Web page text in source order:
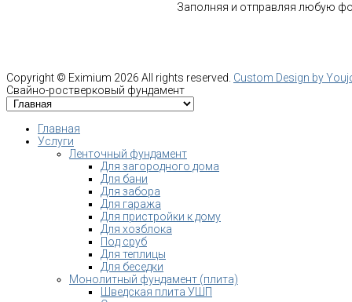
Заполняя и отправляя любую
Copyright © Eximium 2026 All rights reserved. Custom Design by
Свайно-ростверковый фундамент
Главная
Услуги
Ленточный фундамент
Для загородного дома
Для бани
Для забора
Для гаража
Для пристройки к дому
Для хозблока
Под сруб
Для теплицы
Для беседки
Монолитный фундамент (плита)
Шведская плита УШП